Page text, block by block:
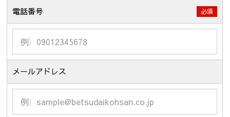
電話番号 必須
メールアドレス